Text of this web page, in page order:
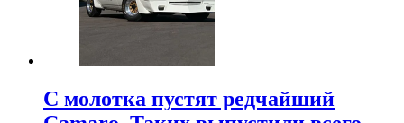
С молотка пустят редчайший